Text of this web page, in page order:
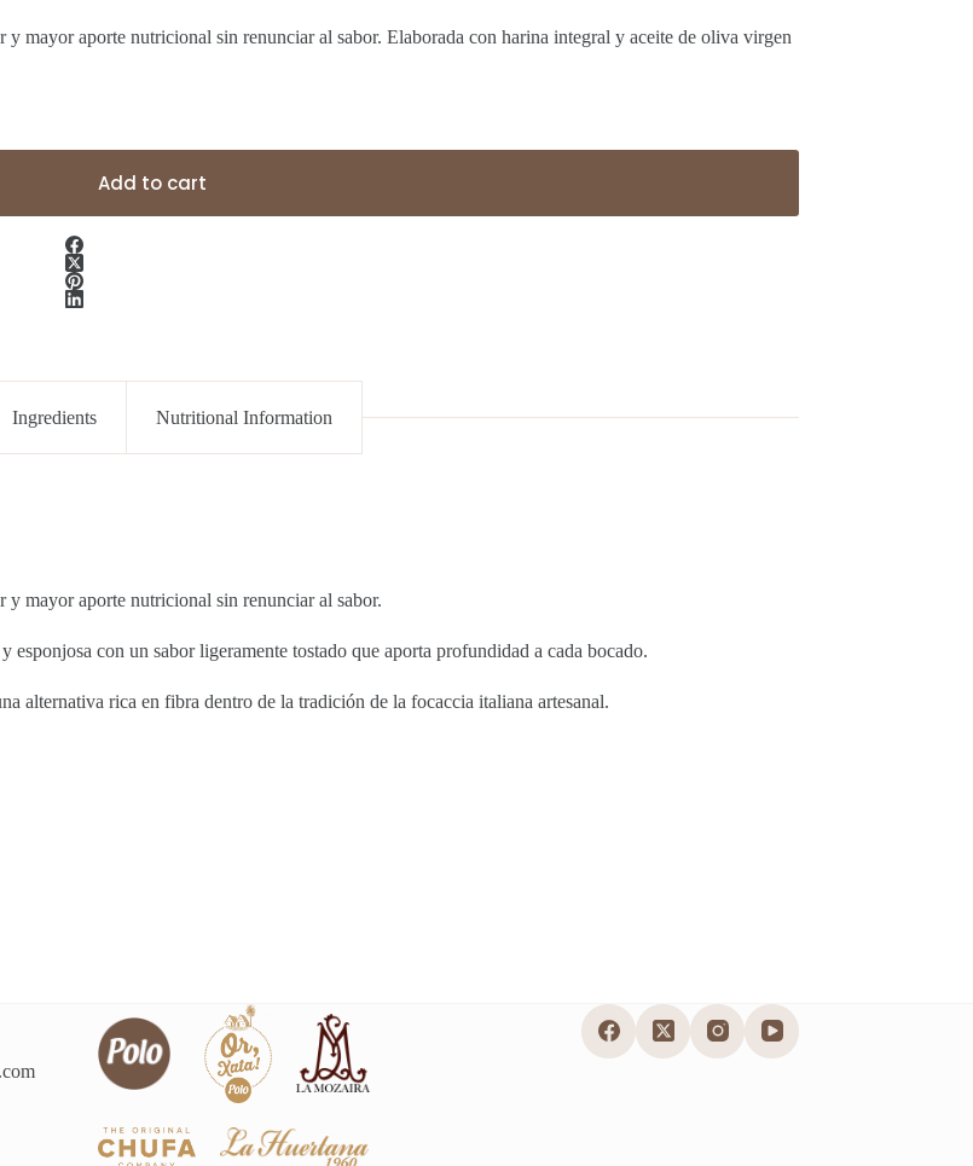
mayor aporte nutricional sin renunciar al sabor. Elaborada con harina integral y aceite de oliva virgen
Add to cart
Ingredients Nutritional Information
y mayor aporte nutricional sin renunciar al sabor.
con un sabor ligeramente tostado que aporta profundidad a cada bocado.
alternativa rica en fibra dentro de la tradición de la focaccia italiana artesanal.